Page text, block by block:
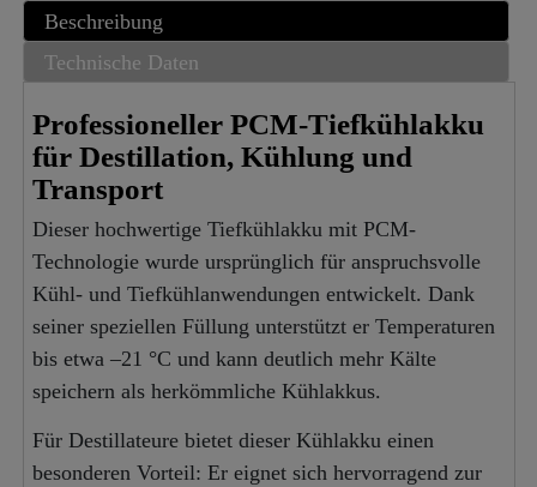
Beschreibung
Technische Daten
Professioneller PCM-Tiefkühlakku
für Destillation, Kühlung und
Transport
Dieser hochwertige Tiefkühlakku mit PCM-
Technologie wurde ursprünglich für anspruchsvolle
Kühl- und Tiefkühlanwendungen entwickelt. Dank
seiner speziellen Füllung unterstützt er Temperaturen
bis etwa –21 °C und kann deutlich mehr Kälte
speichern als herkömmliche Kühlakkus.
Für Destillateure bietet dieser Kühlakku einen
besonderen Vorteil: Er eignet sich hervorragend zur